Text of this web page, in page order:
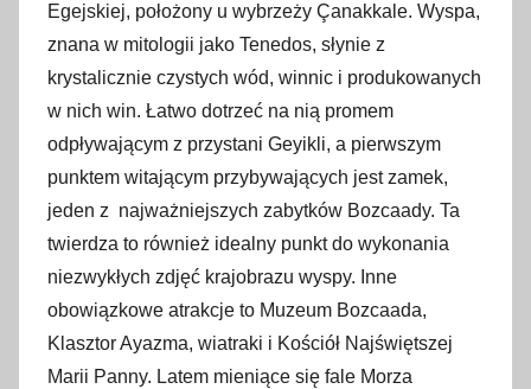
3
Egejskiej, położony u wybrzeży Çanakkale. Wyspa,
znana w mitologii jako Tenedos, słynie z
krystalicznie czystych wód, winnic i produkowanych
w nich win. Łatwo dotrzeć na nią promem
odpływającym z przystani Geyikli, a pierwszym
punktem witającym przybywających jest zamek,
jeden z najważniejszych zabytków Bozcaady. Ta
twierdza to również idealny punkt do wykonania
niezwykłych zdjęć krajobrazu wyspy. Inne
obowiązkowe atrakcje to Muzeum Bozcaada,
Klasztor Ayazma, wiatraki i Kościół Najświętszej
Marii Panny. Latem mieniące się fale Morza